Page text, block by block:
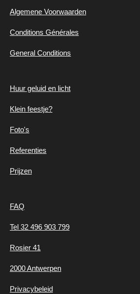
Algemene Voorwaarden
Conditions Générales
General Conditions
Huur geluid en licht
Klein feestje?
Foto's
Referenties
Prijzen
FAQ
Tel 32 496 903 799
Rosier 41
2000 Antwerpen
Privacybeleid